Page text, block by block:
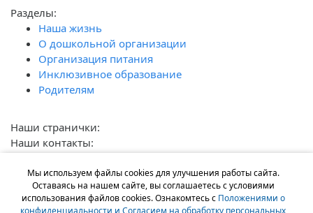
Разделы:
Наша жизнь
О дошкольной организации
Организация питания
Инклюзивное образование
Родителям
Наши странички:
Наши контакты:
г.Ростов-на-Дону, ул. Симферопольская, 65/3
+7 (863) 243-68-65
mdoy121rostov@mail.ru
Мы используем файлы cookies для улучшения работы сайта.
Оставаясь на нашем сайте, вы соглашаетесь с условиями
использования файлов cookies. Ознакомтесь с Положениями о
конфиденциальности и Согласием на обработку персональных